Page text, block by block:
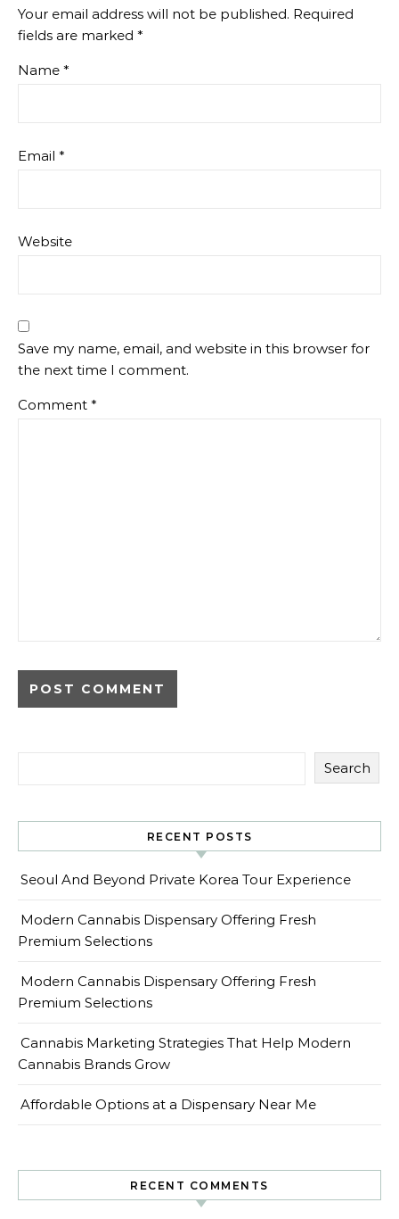
Your email address will not be published. Required
fields are marked *
Name *
Email *
Website
Save my name, email, and website in this browser for
the next time I comment.
Comment *
Search
RECENT POSTS
Seoul And Beyond Private Korea Tour Experience
Modern Cannabis Dispensary Offering Fresh
Premium Selections
Modern Cannabis Dispensary Offering Fresh
Premium Selections
Cannabis Marketing Strategies That Help Modern
Cannabis Brands Grow
Affordable Options at a Dispensary Near Me
RECENT COMMENTS